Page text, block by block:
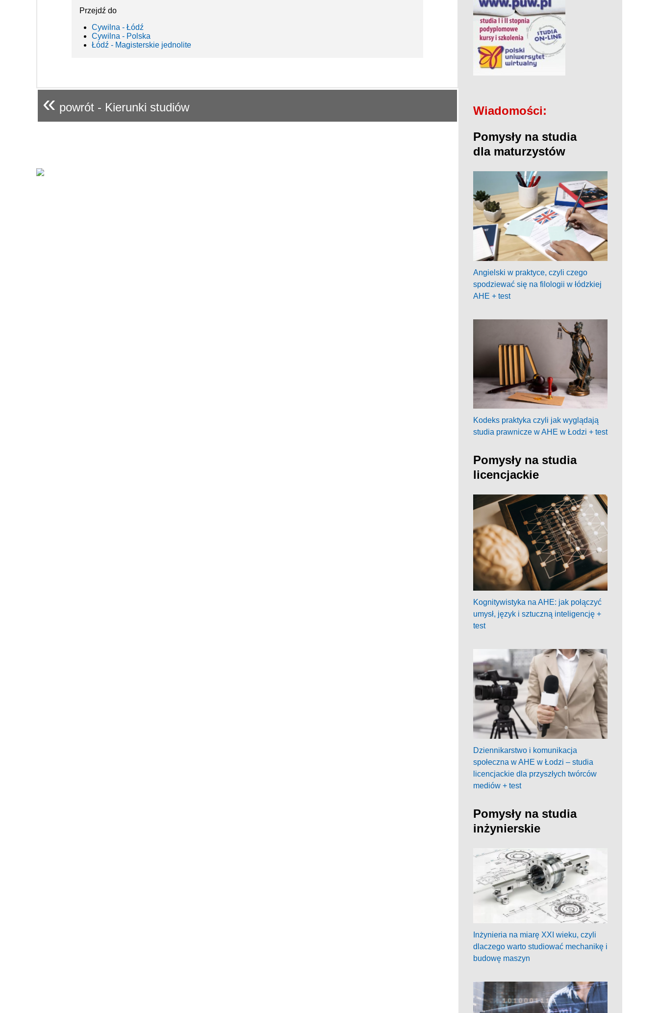
Przejdź do
Cywilna - Łódź
Cywilna - Polska
Łódź - Magisterskie jednolite
« powrót - Kierunki studiów
Wiadomości:
Pomysły na studia
dla maturzystów
Angielski w praktyce, czyli czego
spodziewać się na filologii w łódzkiej
AHE + test
Kodeks praktyka czyli jak wyglądają
studia prawnicze w AHE w Łodzi + test
Pomysły na studia
licencjackie
Kognitywistyka na AHE: jak połączyć
umysł, język i sztuczną inteligencję +
test
Dziennikarstwo i komunikacja
społeczna w AHE w Łodzi – studia
licencjackie dla przyszłych twórców
mediów + test
Pomysły na studia
inżynierskie
Inżynieria na miarę XXI wieku, czyli
dlaczego warto studiować mechanikę i
budowę maszyn